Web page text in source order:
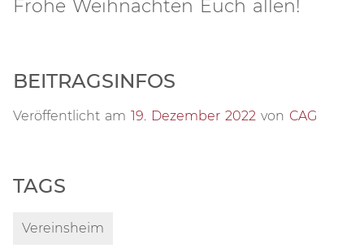
Frohe Weihnachten Euch allen!
BEITRAGSINFOS
Veröffentlicht am 19. Dezember 2022 von CAG
TAGS
Vereinsheim